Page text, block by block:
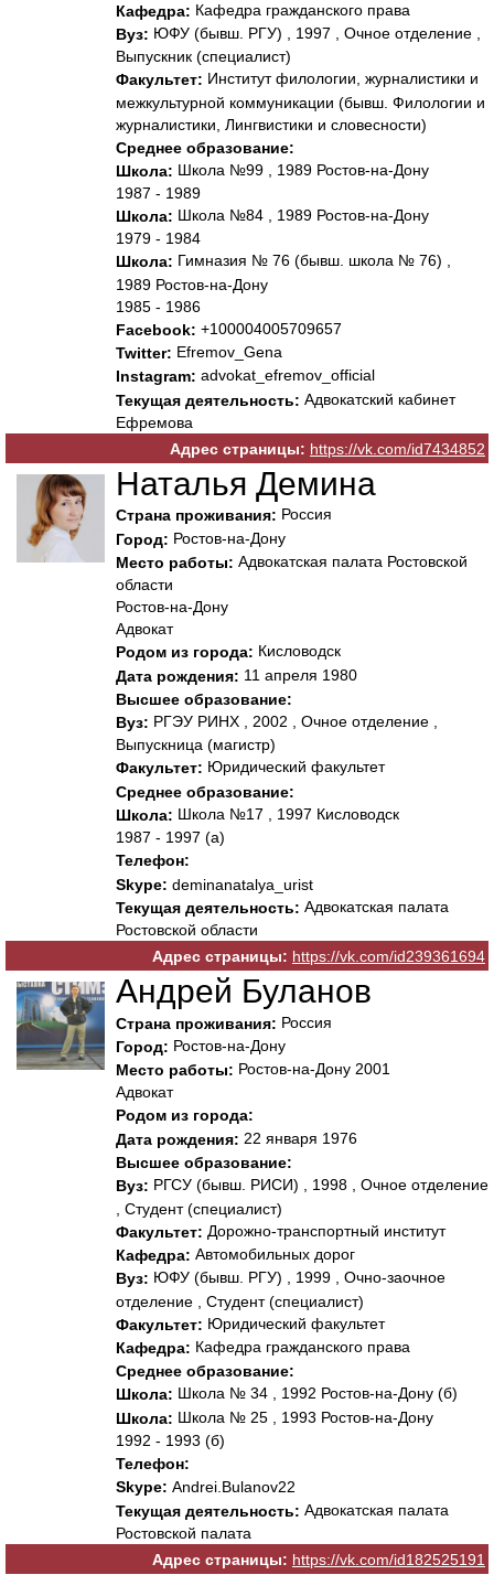
Кафедра: Кафедра гражданского права
Вуз: ЮФУ (бывш. РГУ) , 1997 , Очное отделение ,
Выпускник (специалист)
Факультет: Институт филологии, журналистики и
межкультурной коммуникации (бывш. Филологии и
журналистики, Лингвистики и словесности)
Среднее образование:
Школа: Школа №99 , 1989 Ростов-на-Дону
1987 - 1989
Школа: Школа №84 , 1989 Ростов-на-Дону
1979 - 1984
Школа: Гимназия № 76 (бывш. школа № 76) ,
1989 Ростов-на-Дону
1985 - 1986
Facebook: +100004005709657
Twitter: Efremov_Gena
Instagram: advokat_efremov_official
Текущая деятельность: Адвокатский кабинет
Ефремова
Адрес страницы: https://vk.com/id7434852
Наталья Демина
Страна проживания: Россия
Город: Ростов-на-Дону
Место работы: Адвокатская палата Ростовской
области
Ростов-на-Дону
Адвокат
Родом из города: Кисловодск
Дата рождения: 11 апреля 1980
Высшее образование:
Вуз: РГЭУ РИНХ , 2002 , Очное отделение ,
Выпускница (магистр)
Факультет: Юридический факультет
Среднее образование:
Школа: Школа №17 , 1997 Кисловодск
1987 - 1997 (а)
Телефон:
Skype: deminanatalya_urist
Текущая деятельность: Адвокатская палата
Ростовской области
Адрес страницы: https://vk.com/id239361694
Андрей Буланов
Страна проживания: Россия
Город: Ростов-на-Дону
Место работы: Ростов-на-Дону 2001
Адвокат
Родом из города:
Дата рождения: 22 января 1976
Высшее образование:
Вуз: РГСУ (бывш. РИСИ) , 1998 , Очное отделение
, Студент (специалист)
Факультет: Дорожно-транспортный институт
Кафедра: Автомобильных дорог
Вуз: ЮФУ (бывш. РГУ) , 1999 , Очно-заочное
отделение , Студент (специалист)
Факультет: Юридический факультет
Кафедра: Кафедра гражданского пpава
Среднее образование:
Школа: Школа № 34 , 1992 Ростов-на-Дону (б)
Школа: Школа № 25 , 1993 Ростов-на-Дону
1992 - 1993 (б)
Телефон:
Skype: Andrei.Bulanov22
Текущая деятельность: Адвокатская палата
Ростовской палата
Адрес страницы: https://vk.com/id182525191